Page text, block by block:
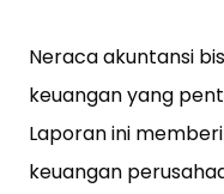
Neraca akuntansi
keuangan yang
Laporan ini
keuangan